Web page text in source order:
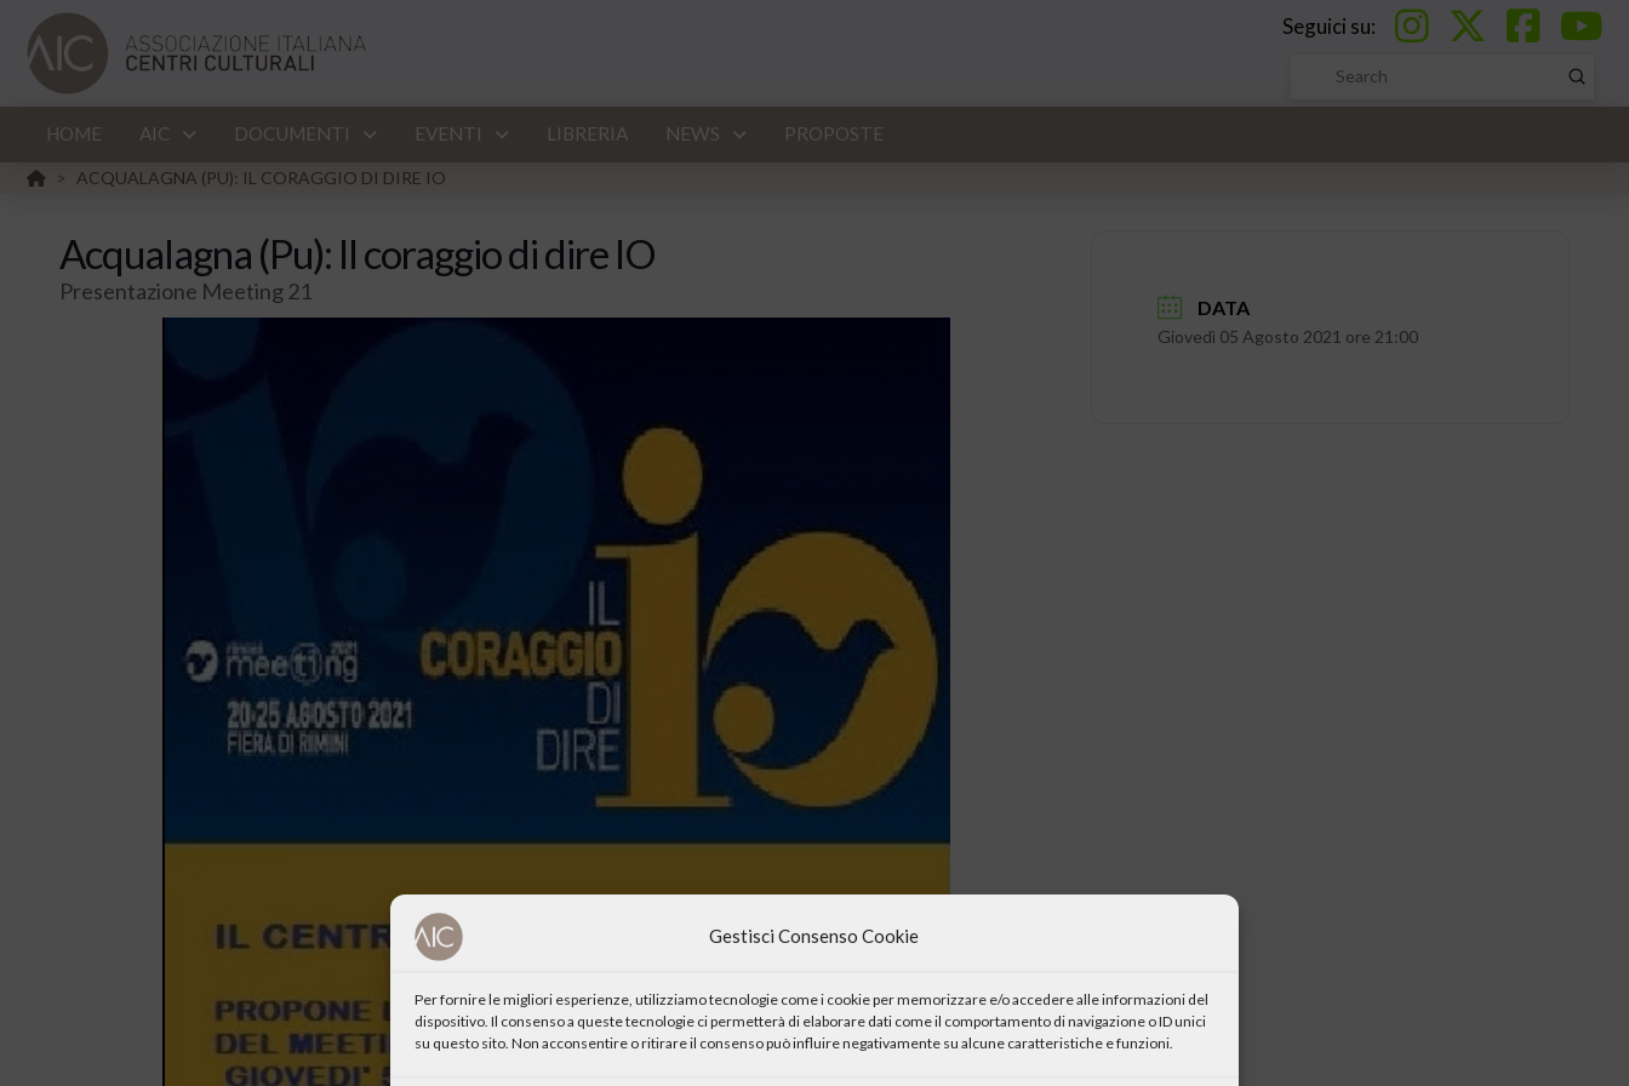
Gestisci Consenso Cookie
Per fornire le migliori esperienze, utilizziamo tecnologie come i cookie per memorizzare e/o accedere alle informazioni del
dispositivo. Il consenso a queste tecnologie ci permetterà di elaborare dati come il comportamento di navigazione o ID unici
su questo sito. Non acconsentire o ritirare il consenso può influire negativamente su alcune caratteristiche e funzioni.
Seguici su:
Search
Submit
HOME AIC DOCUMENTI EVENTI LIBRERIA NEWS PROPOSTE
HOME
> ACQUALAGNA (PU): IL CORAGGIO DI DIRE IO
Acqualagna (Pu): Il coraggio di dire IO
Presentazione Meeting 21
DATA
Giovedì 05 Agosto 2021 ore 21:00